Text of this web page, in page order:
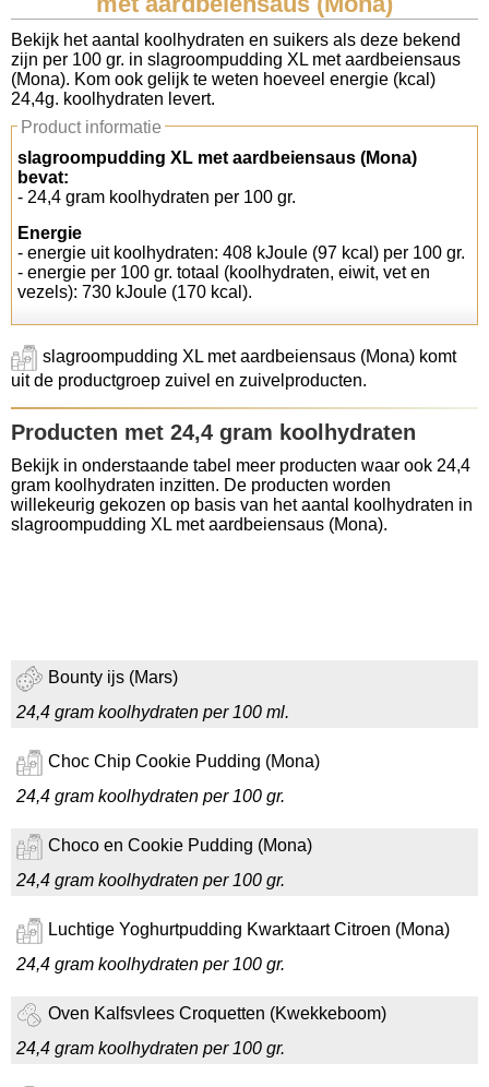
Koolhydraten tellen
Links
Bekijk het aantal koolhydraten en suikers als deze bekend
zijn per 100 gr. in slagroompudding XL met aardbeiensaus
(Mona). Kom ook gelijk te weten hoeveel energie (kcal)
24,4g. koolhydraten levert.
Product informatie
slagroompudding XL met aardbeiensaus (Mona)
bevat:
- 24,4 gram koolhydraten per 100 gr.
Energie
- energie uit koolhydraten: 408 kJoule (97 kcal) per 100 gr.
- energie per 100 gr. totaal (koolhydraten, eiwit, vet en
vezels): 730 kJoule (170 kcal).
slagroompudding XL met aardbeiensaus (Mona) komt
uit de productgroep zuivel en zuivelproducten.
Producten met 24,4 gram koolhydraten
Bekijk in onderstaande tabel meer producten waar ook 24,4
gram koolhydraten inzitten. De producten worden
willekeurig gekozen op basis van het aantal koolhydraten in
slagroompudding XL met aardbeiensaus (Mona).
Bounty ijs (Mars)
24,4 gram koolhydraten per 100 ml.
Choc Chip Cookie Pudding (Mona)
24,4 gram koolhydraten per 100 gr.
Choco en Cookie Pudding (Mona)
24,4 gram koolhydraten per 100 gr.
Luchtige Yoghurtpudding Kwarktaart Citroen (Mona)
24,4 gram koolhydraten per 100 gr.
Oven Kalfsvlees Croquetten (Kwekkeboom)
24,4 gram koolhydraten per 100 gr.